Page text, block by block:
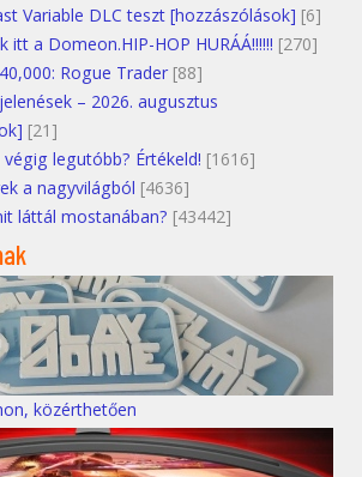
Variable DLC teszt [hozzászólások] [6]
itt a Domeon.HIP-HOP HURÁÁ!!!!!! [270]
Rogue Trader [88]
– 2026. augusztus
[21]
legutóbb? Értékeld! [1616]
a nagyvilágból [4636]
láttál mostanában? [43442]
közérthetően